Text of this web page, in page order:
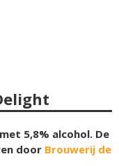
met 5,8% alcohol. De
door Brouwerij de